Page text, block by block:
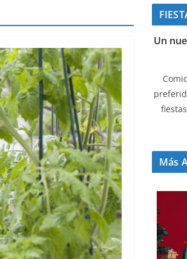
Un
Más